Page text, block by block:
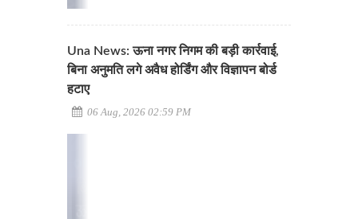
Una News: ऊना नगर निगम की बड़ी कार्रवाई,
बिना अनुमति लगे अवैध होर्डिंग और विज्ञापन बोर्ड
हटाए
06 Aug, 2026 02:59 PM